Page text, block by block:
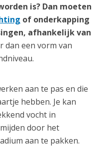
is? Dan moeten
of onderkapping
afhankelijk van
dan een vorm van
aan te pas en die
hebben. Je kan
vocht in
door het
aan te pakken.